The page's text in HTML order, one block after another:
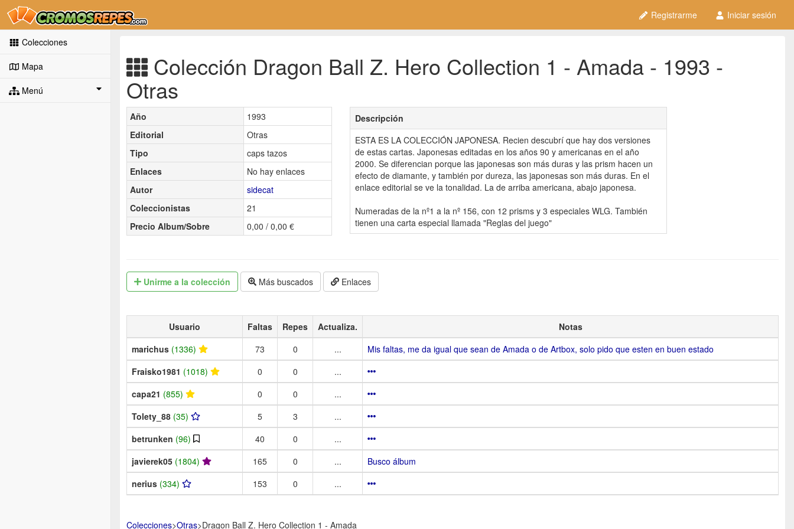
Registrarme Iniciar sesión
Colecciones
Mapa
Menú
Colección Dragon Ball Z. Hero Collection 1 - Amada - 1993 -
Otras
Año
1993
Editorial
Otras
Tipo
caps tazos
Enlaces
No hay enlaces
Autor
sidecat
Coleccionistas
21
Precio Album/Sobre
0,00 / 0,00 €
Descripción
ESTA ES LA COLECCIÓN JAPONESA. Recien descubrí que hay dos versiones
de estas cartas. Japonesas editadas en los años 90 y americanas en el año
2000. Se diferencian porque las japonesas son más duras y las prism hacen un
efecto de diamante, y también por dureza, las japonesas son más duras. En el
enlace editorial se ve la tonalidad. La de arriba americana, abajo japonesa.
Numeradas de la nº1 a la nº 156, con 12 prisms y 3 especiales WLG. También
tienen una carta especial llamada "Reglas del juego"
Unirme a la colección Más buscados Enlaces
Usuario Faltas Repes Actualiza.
Notas
marichus (1336) 73 0 ...
Mis faltas, me da igual que sean de Amada o de Artbox, solo pido que esten en buen estado
Fraisko1981 (1018) 0 0
...
capa21 (855) 0 0
...
Tolety_88 (35) 5 3
...
betrunken (96) 40 0
...
javierek05 (1804) 165 0 ...
Busco álbum
nerius (334) 153 0 ...
Colecciones>Otras>Dragon Ball Z. Hero Collection 1 - Amada